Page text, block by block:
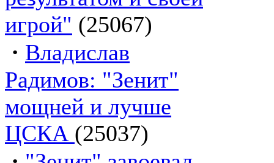
игрой" (25067)
· Владислав
Радимов: "Зенит"
мощней и лучше
ЦСКА (25037)